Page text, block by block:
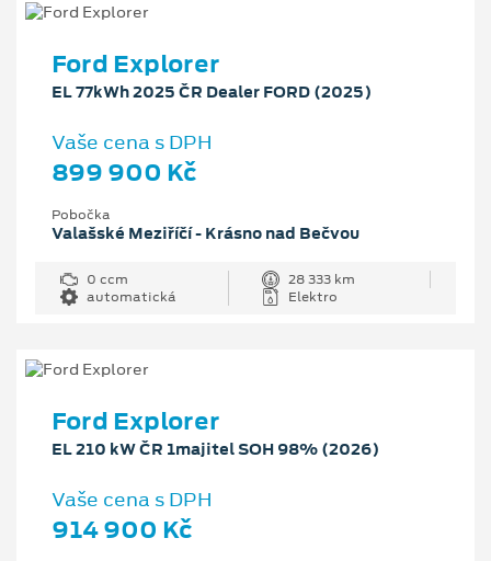
Ford Explorer
EL 77kWh 2025 ČR Dealer FORD (2025)
Vaše cena s DPH
899 900 Kč
Pobočka
Valašské Meziříčí - Krásno nad Bečvou
0 ccm
28 333 km
automatická
Elektro
Ford Explorer
EL 210 kW ČR 1majitel SOH 98% (2026)
Vaše cena s DPH
914 900 Kč